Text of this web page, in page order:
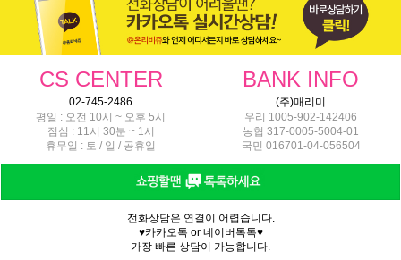
CS CENTER BANK INFO
02-745-2486
(주)매리미
평일 : 오전 10시 ~ 오후 5시
점심 : 11시 30분 ~ 1시
휴무일 : 토 / 일 / 공휴일
우리 1005-902-142406
농협 317-0005-5004-01
국민 016701-04-056504
전화상담은 연결이 어렵습니다.
♥카카오톡 or 네이버톡톡♥
가장 빠른 상담이 가능합니다.